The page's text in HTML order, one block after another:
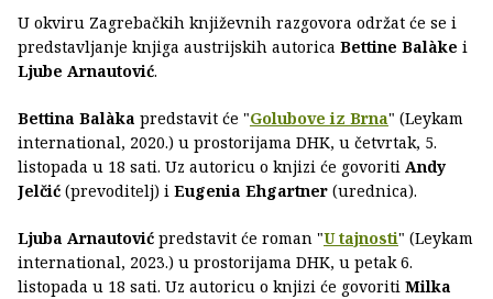
U okviru Zagrebačkih književnih razgovora održat će se i
predstavljanje knjiga austrijskih autorica Bettine Balàke i
Ljube Arnautović.
Bettina Balàka predstavit će "Golubove iz Brna" (Leykam
international, 2020.) u prostorijama DHK, u četvrtak, 5.
listopada u 18 sati. Uz autoricu o knjizi će govoriti Andy
Jelčić (prevoditelj) i Eugenia Ehgartner (urednica).
Ljuba Arnautović predstavit će roman "U tajnosti" (Leykam
international, 2023.) u prostorijama DHK, u petak 6.
listopada u 18 sati. Uz autoricu o knjizi će govoriti Milka